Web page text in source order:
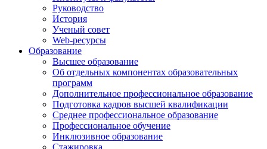
Руководство
История
Ученый совет
Web-ресурсы
Образование
Высшее образование
Об отдельных компонентах образовательных
программ
Дополнительное профессиональное образование
Подготовка кадров высшей квалификации
Среднее профессиональное образование
Профессиональное обучение
Инклюзивное образование
Стажировка